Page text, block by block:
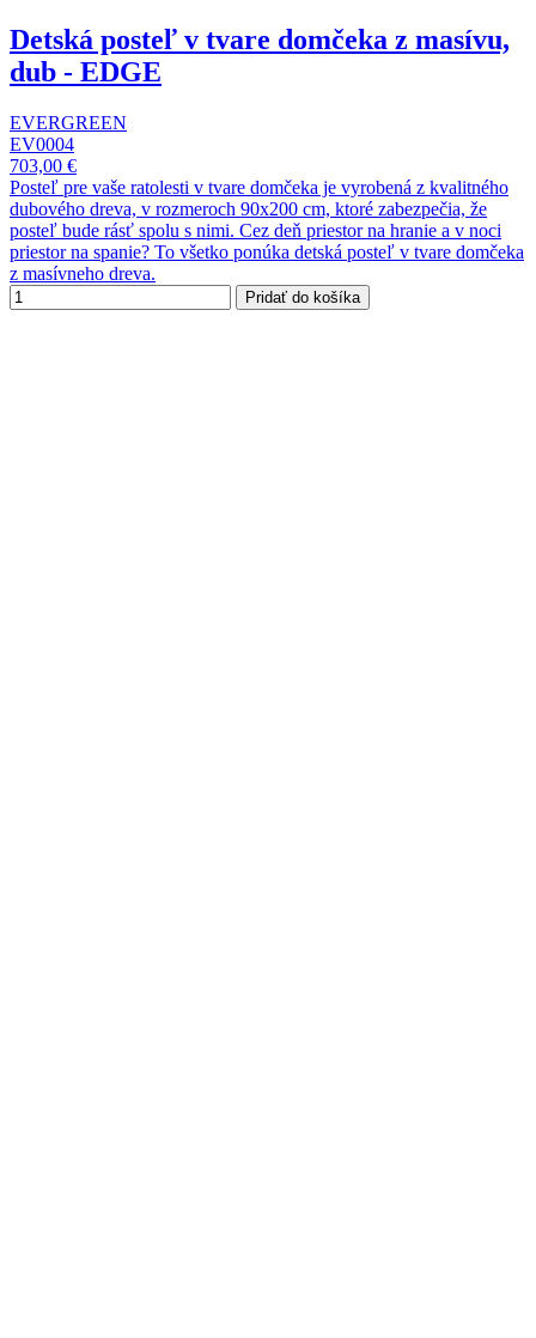
Detská posteľ v tvare domčeka z masívu,
dub - EDGE
EVERGREEN
EV0004
703,00 €
Posteľ pre vaše ratolesti v tvare domčeka je vyrobená z kvalitného
dubového dreva, v rozmeroch 90x200 cm, ktoré zabezpečia, že
posteľ bude rásť spolu s nimi. Cez deň priestor na hranie a v noci
priestor na spanie? To všetko ponúka detská posteľ v tvare domčeka
z masívneho dreva.
Pridať do košíka